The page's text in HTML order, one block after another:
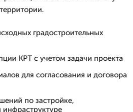
градостроительных
КРТ с учетом задачи проекта
для согласования и договора
по застройке,
инфраструктуре